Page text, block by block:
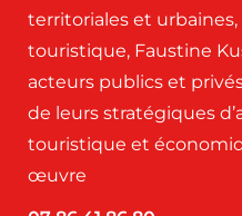
territoriales et
touristique, Faustine
acteurs publics et
de leurs stratégiques
touristique et
œuvre